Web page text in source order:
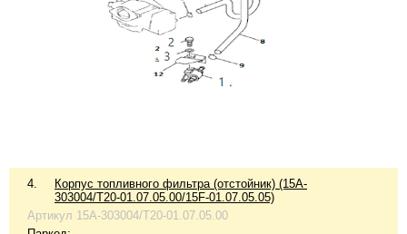
4.
Корпус топливного фильтра (отстойник) (15A-
303004/T20-01.07.05.00/15F-01.07.05.05)
Артикул 15A-303004/T20-01.07.05.00